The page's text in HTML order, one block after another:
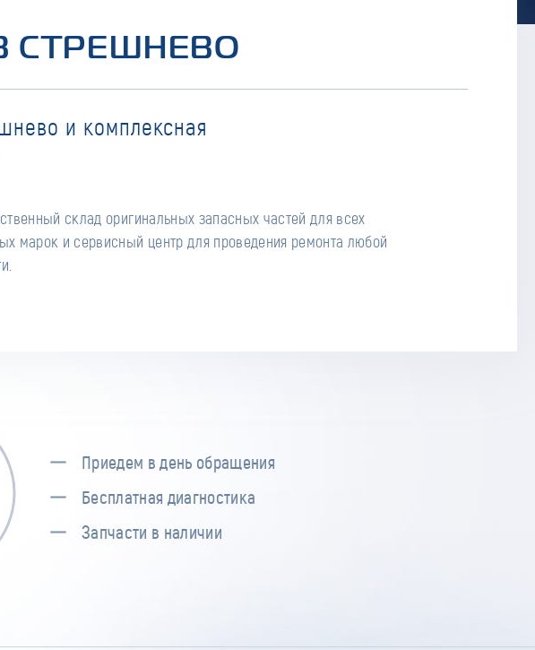
СТРЕШНЕВО
и комплексная
склад оригинальных запасных частей для всех
марок и сервисный центр для проведения ремонта любой
Приедем в день обращения
Бесплатная диагностика
Запчасти в наличии